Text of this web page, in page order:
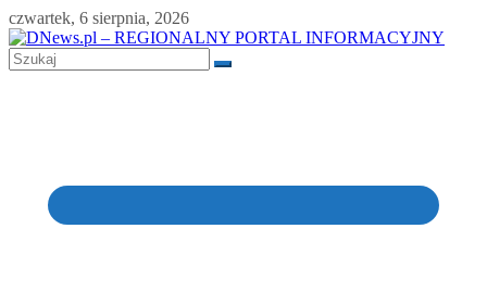
Skip
to
content
czwartek, 6 sierpnia, 2026